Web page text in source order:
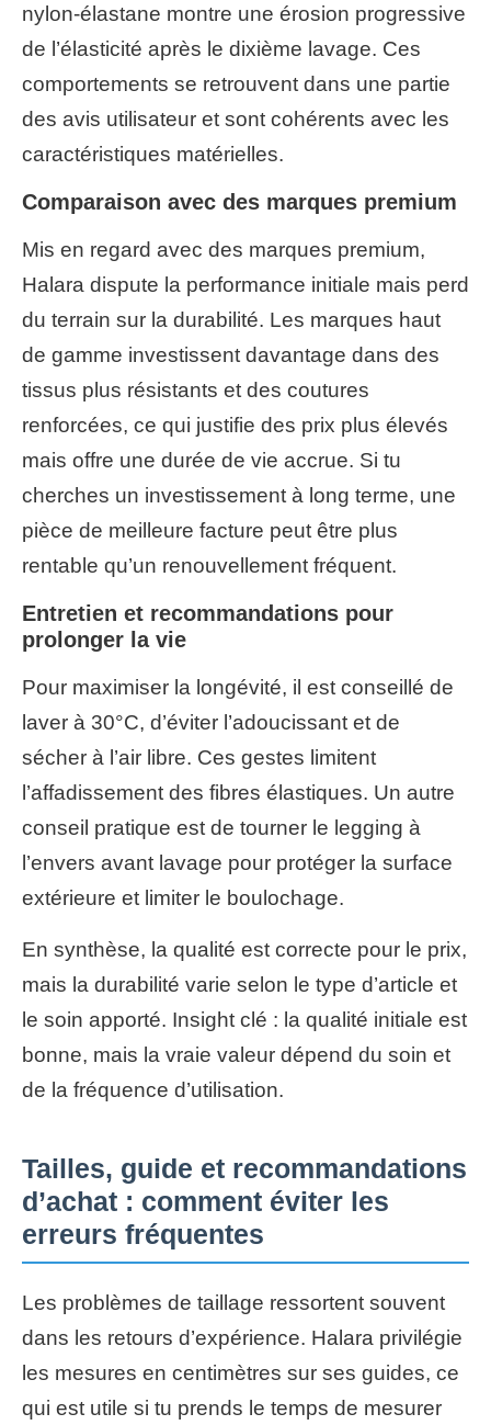
nylon-élastane montre une érosion progressive
de l’élasticité après le dixième lavage. Ces
comportements se retrouvent dans une partie
des avis utilisateur et sont cohérents avec les
caractéristiques matérielles.
Comparaison avec des marques premium
Mis en regard avec des marques premium,
Halara dispute la performance initiale mais perd
du terrain sur la durabilité. Les marques haut
de gamme investissent davantage dans des
tissus plus résistants et des coutures
renforcées, ce qui justifie des prix plus élevés
mais offre une durée de vie accrue. Si tu
cherches un investissement à long terme, une
pièce de meilleure facture peut être plus
rentable qu’un renouvellement fréquent.
Entretien et recommandations pour
prolonger la vie
Pour maximiser la longévité, il est conseillé de
laver à 30°C, d’éviter l’adoucissant et de
sécher à l’air libre. Ces gestes limitent
l’affadissement des fibres élastiques. Un autre
conseil pratique est de tourner le legging à
l’envers avant lavage pour protéger la surface
extérieure et limiter le boulochage.
En synthèse, la qualité est correcte pour le prix,
mais la durabilité varie selon le type d’article et
le soin apporté. Insight clé : la qualité initiale est
bonne, mais la vraie valeur dépend du soin et
de la fréquence d’utilisation.
Tailles, guide et recommandations
d’achat : comment éviter les
erreurs fréquentes
Les problèmes de taillage ressortent souvent
dans les retours d’expérience. Halara privilégie
les mesures en centimètres sur ses guides, ce
qui est utile si tu prends le temps de mesurer